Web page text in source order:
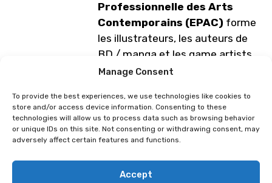
Manage Consent
To provide the best experiences, we use technologies like cookies to
store and/or access device information. Consenting to these
technologies will allow us to process data such as browsing behavior
or unique IDs on this site. Not consenting or withdrawing consent, may
adversely affect certain features and functions.
Accept
Professionnelle des Arts
Contemporains (EPAC) forme
les illustrateurs, les auteurs de
BD / manga et les game artists
de demain tout en promouvant
des partenariats uniques avec
l’Europe et l’Asie.
L’EPAC est accréditée par EQ-
Arts, agence enregistrée d’EQAR
(European Quality Assurance